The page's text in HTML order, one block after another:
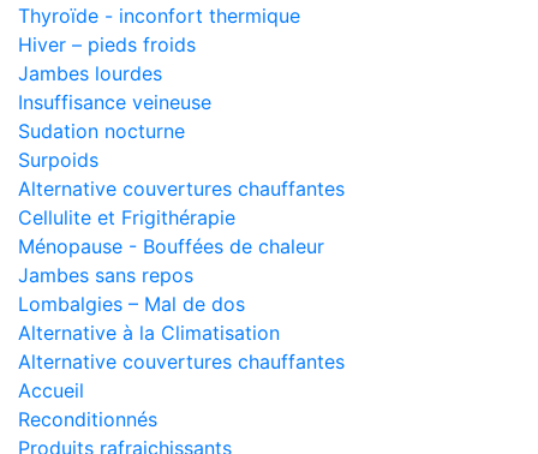
Thyroïde - inconfort thermique
Hiver – pieds froids
Jambes lourdes
Insuffisance veineuse
Sudation nocturne
Surpoids
Alternative couvertures chauffantes
Cellulite et Frigithérapie
Ménopause - Bouffées de chaleur
Jambes sans repos
Lombalgies – Mal de dos
Alternative à la Climatisation
Alternative couvertures chauffantes
Accueil
Reconditionnés
Produits rafraichissants